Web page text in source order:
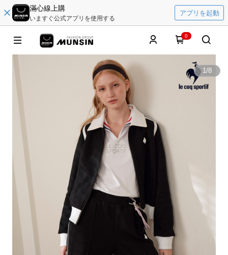
滿心線上購
いますぐ公式アプリを使用する
アプリを起動
0
1/8